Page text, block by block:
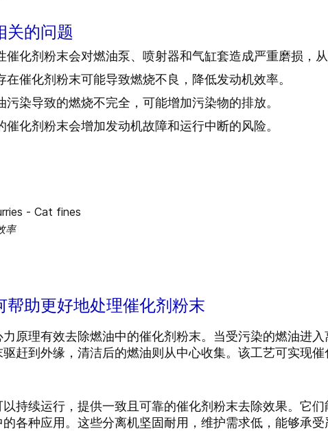
关的问题
催化剂粉末会对燃油泵、喷射器和气缸套造成严重磨损，
催化剂粉末可能导致燃烧不良，降低发动机效率。
染导致的燃烧不完全，可能增加污染物的排放。
化剂粉末会增加发动机故障和运行中断的风险。
率
帮助更好地处理催化剂粉末
原理有效去除燃油中的催化剂粉末。当受污染的燃油进
赶到外缘，清洁后的燃油则从中心收集。该工艺可实现
持续运行，提供一致且可靠的催化剂粉末去除效果。它
各种应用。这些分离机坚固耐用，维护需求低，能够承